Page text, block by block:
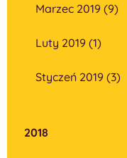
Marzec 2019 (9)
Luty 2019 (1)
Styczeń 2019 (3)
2018